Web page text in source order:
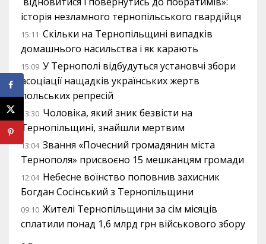
історія незламного тернопільського гвардійця
15:11 Скільки на Тернопільщині випадків
домашнього насильства і як карають
15:09 У Тернополі відбудуться установчі збори
асоціації нащадків українських жертв
польських репресій
13:30 Чоловіка, який зник безвісти на
Тернопільщині, знайшли мертвим
13:04 Звання «Почесний громадянин міста
Тернополя» присвоєно 15 мешканцям громади
12:04 Небесне воїнство поповнив захисник
Богдан Сосінський з Тернопільщини
09:10 Жителі Тернопільщини за сім місяців
сплатили понад 1,6 млрд грн військового збору